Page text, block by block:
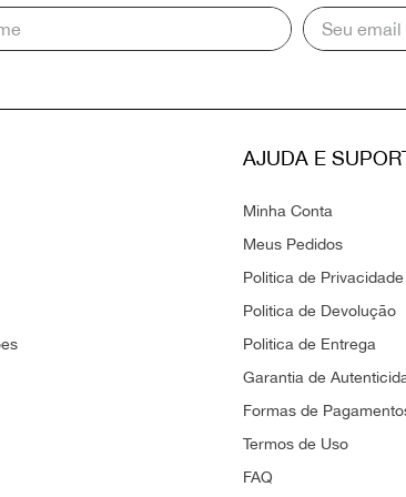
AJUDA E
Minha Conta
Meus Pedidos
Politica de Privacidade
Politica de Devolução
Politica de Entrega
Garantia de
Formas de
Termos de Uso
FAQ